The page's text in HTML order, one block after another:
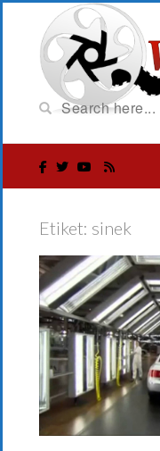
Etiket: sinek